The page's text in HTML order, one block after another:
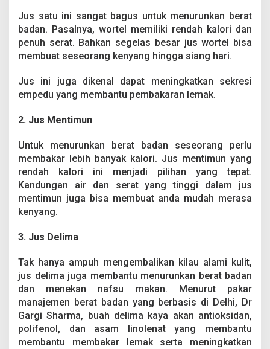
Jus satu ini sangat bagus untuk menurunkan berat
badan. Pasalnya, wortel memiliki rendah kalori dan
penuh serat. Bahkan segelas besar jus wortel bisa
membuat seseorang kenyang hingga siang hari.
Jus ini juga dikenal dapat meningkatkan sekresi
empedu yang membantu pembakaran lemak.
2. Jus Mentimun
Untuk menurunkan berat badan seseorang perlu
membakar lebih banyak kalori. Jus mentimun yang
rendah kalori ini menjadi pilihan yang tepat.
Kandungan air dan serat yang tinggi dalam jus
mentimun juga bisa membuat anda mudah merasa
kenyang.
3. Jus Delima
Tak hanya ampuh mengembalikan kilau alami kulit,
jus delima juga membantu menurunkan berat badan
dan menekan nafsu makan. Menurut pakar
manajemen berat badan yang berbasis di Delhi, Dr
Gargi Sharma, buah delima kaya akan antioksidan,
polifenol, dan asam linolenat yang membantu
membantu membakar lemak serta meningkatkan